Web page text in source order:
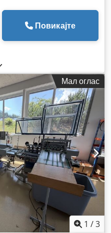
Повикајте
Мал оглас
1 /3